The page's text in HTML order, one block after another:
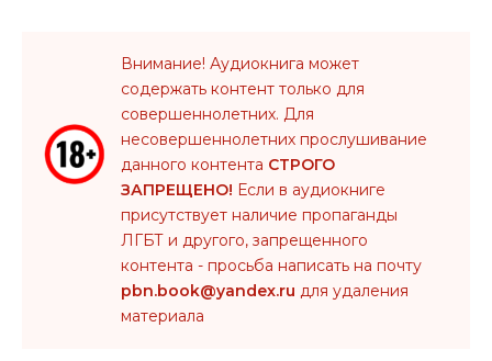
Внимание! Аудиокнига может
содержать контент только для
совершеннолетних. Для
несовершеннолетних прослушивание
данного контента СТРОГО
ЗАПРЕЩЕНО! Если в аудиокниге
присутствует наличие пропаганды
ЛГБТ и другого, запрещенного
контента - просьба написать на почту
pbn.book@yandex.ru для удаления
материала